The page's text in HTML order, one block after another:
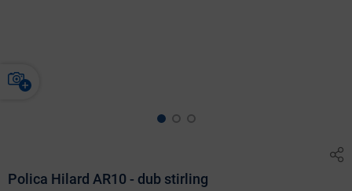
Polica Hilard AR10 - dub stirling